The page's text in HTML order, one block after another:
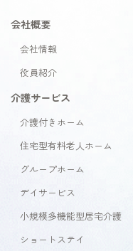
会社概要
会社情報
役員紹介
介護サービス
介護付きホーム
住宅型有料老人ホーム
グループホーム
デイサービス
小規模多機能型居宅介護
ショートステイ